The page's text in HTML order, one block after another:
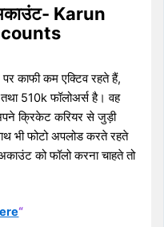
Karun
काफी कम एक्टिव रहते हैं,
510k फॉलोअर्स है। वह
क्रिकेट करियर से जुड़ी
भी फोटो अपलोड करते रहते
को फॉलो करना चाहते तो
“